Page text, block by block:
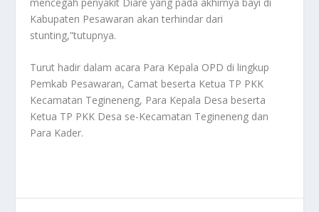
Kabupaten Pesawaran akan terhindar dari
stunting,”tutupnya.
Turut hadir dalam acara Para Kepala OPD di lingkup
Pemkab Pesawaran, Camat beserta Ketua TP PKK
Kecamatan Tegineneng, Para Kepala Desa beserta
Ketua TP PKK Desa se-Kecamatan Tegineneng dan
Para Kader.